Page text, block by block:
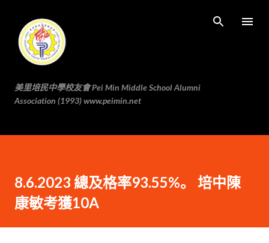
美里培民中學校友會 Pei Min Middle School Alumni
Association (1993) www.peimin.net
8.6.2023 總及格率93.55%。 培中陳
康敏考獲10A